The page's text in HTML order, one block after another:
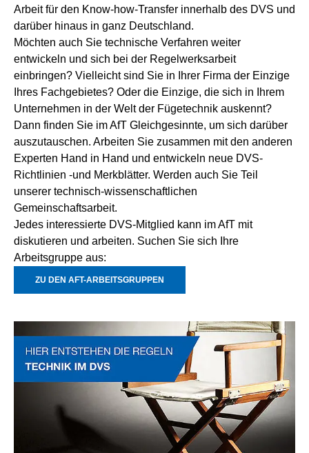
Arbeit für den Know-how-Transfer innerhalb des DVS und
darüber hinaus in ganz Deutschland.
Möchten auch Sie technische Verfahren weiter
entwickeln und sich bei der Regelwerksarbeit
einbringen? Vielleicht sind Sie in Ihrer Firma der Einzige
Ihres Fachgebietes? Oder die Einzige, die sich in Ihrem
Unternehmen in der Welt der Fügetechnik auskennt?
Dann finden Sie im AfT Gleichgesinnte, um sich darüber
auszutauschen. Arbeiten Sie zusammen mit den anderen
Experten Hand in Hand und entwickeln neue DVS-
Richtlinien -und Merkblätter. Werden auch Sie Teil
unserer technisch-wissenschaftlichen
Gemeinschaftsarbeit.
Jedes interessierte DVS-Mitglied kann im AfT mit
diskutieren und arbeiten. Suchen Sie sich Ihre
Arbeitsgruppe aus:
ZU DEN AFT-ARBEITSGRUPPEN